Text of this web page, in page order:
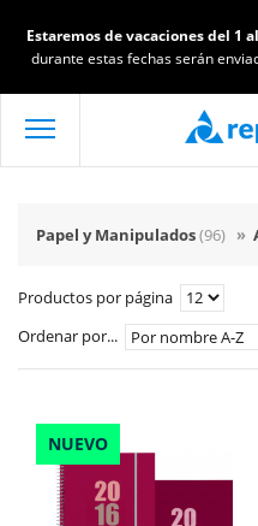
Estaremos de vacaciones del 1
durante estas fechas serán
Papel y Manipulados(96) »
Productos por página
Ordenar por...
NUEVO